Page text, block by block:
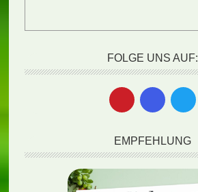
FOLGE UNS AUF:
EMPFEHLUNG